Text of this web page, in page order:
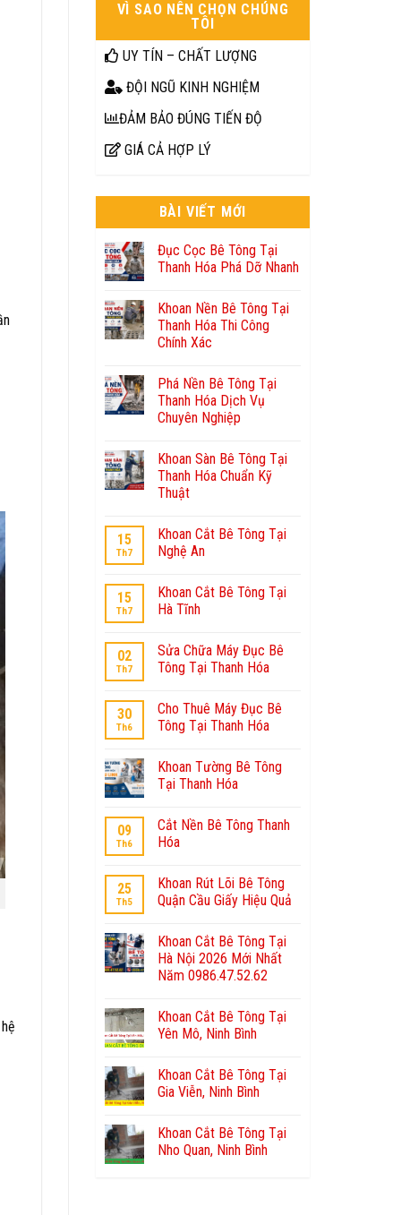
VÌ SAO NÊN CHỌN CHÚNG
TÔI
UY TÍN – CHẤT LƯỢNG
ĐỘI NGŨ KINH NGHIỆM
ĐẢM BẢO ĐÚNG TIẾN ĐỘ
GIÁ CẢ HỢP LÝ
BÀI VIẾT MỚI
Đục Cọc Bê Tông Tại
Thanh Hóa Phá Dỡ Nhanh
Khoan Nền Bê Tông Tại
Thanh Hóa Thi Công
Chính Xác
Phá Nền Bê Tông Tại
Thanh Hóa Dịch Vụ
Chuyên Nghiệp
Khoan Sàn Bê Tông Tại
Thanh Hóa Chuẩn Kỹ
Thuật
15
Th7
Khoan Cắt Bê Tông Tại
Nghệ An
15
Th7
Khoan Cắt Bê Tông Tại
Hà Tĩnh
02
Th7
Sửa Chữa Máy Đục Bê
Tông Tại Thanh Hóa
30
Th6
Cho Thuê Máy Đục Bê
Tông Tại Thanh Hóa
Khoan Tường Bê Tông
Tại Thanh Hóa
09
Th6
Cắt Nền Bê Tông Thanh
Hóa
25
Th5
Khoan Rút Lõi Bê Tông
Quận Cầu Giấy Hiệu Quả
Khoan Cắt Bê Tông Tại
Hà Nội 2026 Mới Nhất
Năm 0986.47.52.62
Khoan Cắt Bê Tông Tại
Yên Mô, Ninh Bình
Khoan Cắt Bê Tông Tại
Gia Viễn, Ninh Bình
Khoan Cắt Bê Tông Tại
Nho Quan, Ninh Bình